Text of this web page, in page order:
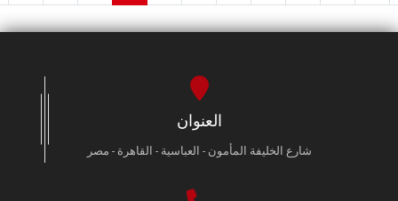
العنوان
شارع الخليفة المأمون - العباسية - القاهرة - مصر